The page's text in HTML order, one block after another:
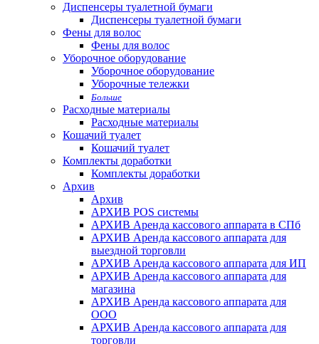
Диспенсеры туалетной бумаги
Диспенсеры туалетной бумаги
Фены для волос
Фены для волос
Уборочное оборудование
Уборочное оборудование
Уборочные тележки
Больше
Расходные материалы
Расходные материалы
Кошачий туалет
Кошачий туалет
Комплекты доработки
Комплекты доработки
Архив
Архив
АРХИВ POS системы
АРХИВ Аренда кассового аппарата в СПб
АРХИВ Аренда кассового аппарата для
выездной торговли
АРХИВ Аренда кассового аппарата для ИП
АРХИВ Аренда кассового аппарата для
магазина
АРХИВ Аренда кассового аппарата для
ООО
АРХИВ Аренда кассового аппарата для
торговли